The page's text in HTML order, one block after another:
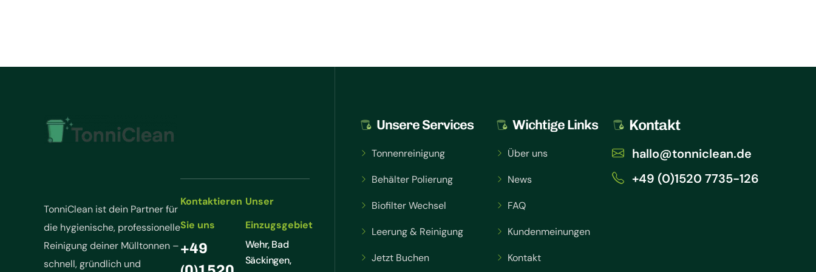
TonniClean ist dein Partner für
die hygienische, professionelle
Reinigung deiner Mülltonnen –
schnell, gründlich und
Kontaktieren
Sie uns
+49
Unser
Einzugsgebiet
Wehr, Bad
Säckingen,
Unsere Services
Tonnenreinigung
Behälter Polierung
Biofilter Wechsel
Leerung & Reinigung
Jetzt Buchen
Wichtige Links
Über uns
News
FAQ
Kundenmeinungen
Kontakt
Kontakt
hallo@tonniclean.de
+49 (0)1520 7735-126